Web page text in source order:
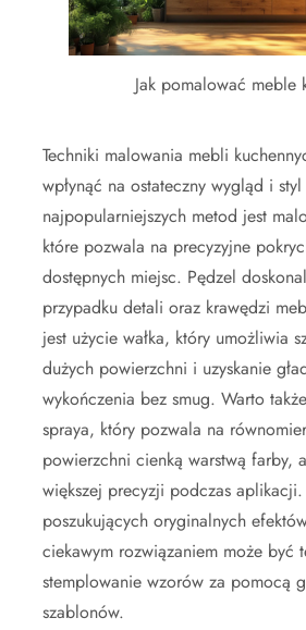
Jak pomalować meble
Techniki malowania mebli
wpłynąć na ostateczny wygląd i
najpopularniejszych metod jest
które pozwala na precyzyjne
dostępnych miejsc. Pędzel
przypadku detali oraz krawędzi
jest użycie wałka, który umożliwia
dużych powierzchni i uzyskanie
wykończenia bez smug. Warto
spraya, który pozwala na
powierzchni cienką warstwą farby,
większej precyzji podczas
poszukujących oryginalnych
ciekawym rozwiązaniem może być
stemplowanie wzorów za pomocą
szablonów.